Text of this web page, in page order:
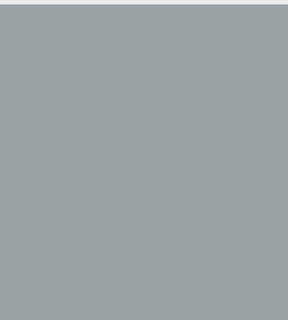
Person beziehen, zu bewerten,